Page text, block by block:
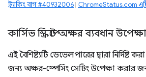
ট্র্যাকিং বাগ #40932006| ChromeStatus.com
কার্সিভ স্ক্রিপ্টে অক্ষর ব্যবধান
এই বৈশিষ্ট্যটি ডেভেলপারের দ্বারা নির্দিষ্ট
জন্য অক্ষর-স্পেসিং সেটিং উপেক্ষা করার